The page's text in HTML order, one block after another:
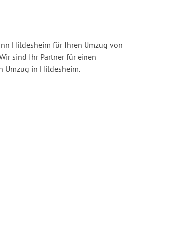
Hildesheim für Ihren Umzug von
Wir sind Ihr Partner für einen
Umzug in Hildesheim.